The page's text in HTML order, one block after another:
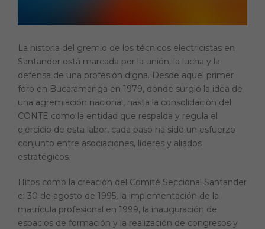
La historia del gremio de los técnicos electricistas en
Santander está marcada por la unión, la lucha y la
defensa de una profesión digna. Desde aquel primer
foro en Bucaramanga en 1979, donde surgió la idea de
una agremiación nacional, hasta la consolidación del
CONTE como la entidad que respalda y regula el
ejercicio de esta labor, cada paso ha sido un esfuerzo
conjunto entre asociaciones, líderes y aliados
estratégicos.
Hitos como la creación del Comité Seccional Santander
el 30 de agosto de 1995, la implementación de la
matrícula profesional en 1999, la inauguración de
espacios de formación y la realización de congresos y